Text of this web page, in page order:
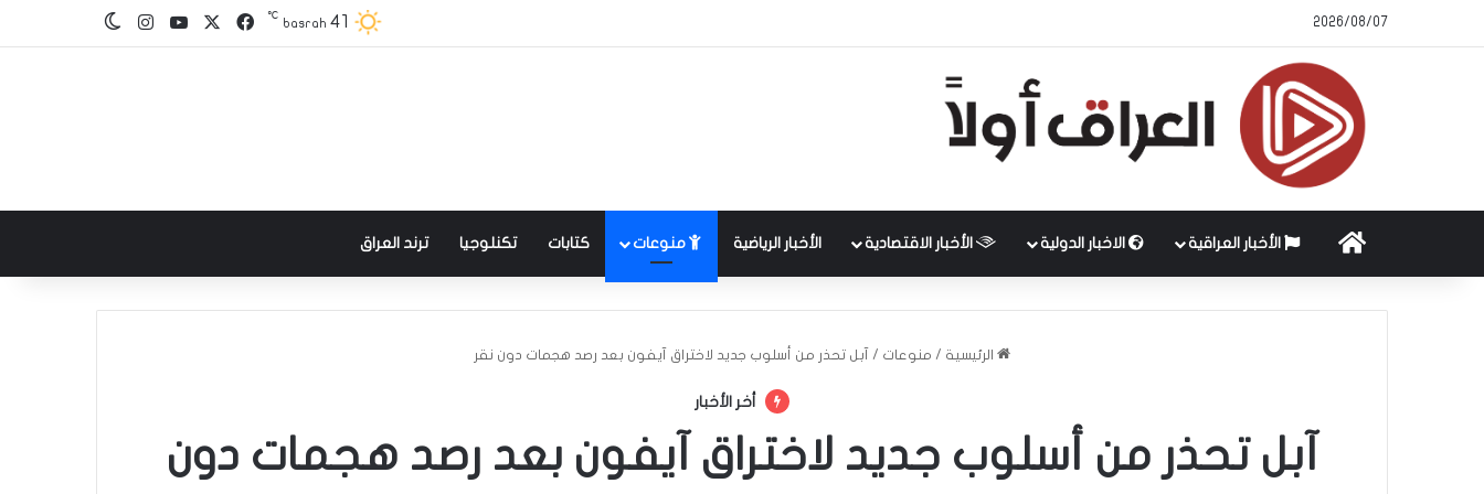
2026/08/07
basrah 41
℃ فيسبوك‫YouTube
انستقرامالوضع المظلم
الرئيسية الأخبار العراقية الاخبار الدولية الأخبار الاقتصادية الأخبار الرياضية منوعات كتابات تكنلوجيا ترند العراق
الرئيسية / منوعات / آبل تحذر من أسلوب جديد لاختراق آيفون بعد رصد هجمات دون نقر
أخر الأخبار
آبل تحذر من أسلوب جديد لاختراق آيفون بعد رصد هجمات دون